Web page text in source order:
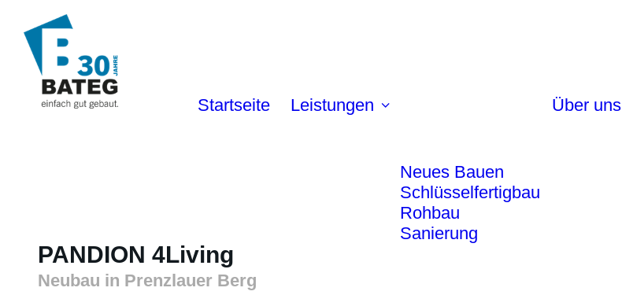
Startseite Leistungen
Neues Bauen
Schlüsselfertigbau
Rohbau
Sanierung
Über uns
PANDION 4Living
Neubau in Prenzlauer Berg